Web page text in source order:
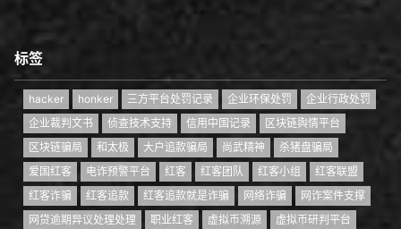
标签
hacker honker 三方平台处罚记录 企业环保处罚
企业行政处罚
企业裁判文书
侦查技术支持 信用中国记录
区块链舆情平台
区块链骗局
和太极 大户追款骗局 尚武精神
杀猪盘骗局
爱国红客
电诈预警平台 红客 红客团队 红客小组
红客联盟
红客诈骗
红客追款 红客追款就是诈骗 网络诈骗
网诈案件支撑
网贷逾期异议处理处理
职业红客 虚拟币溯源 虚拟币研判平台